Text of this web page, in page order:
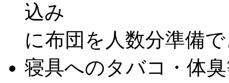
込み
に布団を人数分準備
寝具へのタバコ・体